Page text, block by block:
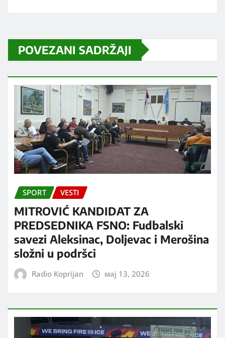
POVEZANI SADRŽAJI
SPORT VESTI
MITROVIĆ KANDIDAT ZA
PREDSEDNIKA FSNO: Fudbalski
savezi Aleksinac, Doljevac i Merošina
složni u podršci
Radio Koprijan мај 13, 2026